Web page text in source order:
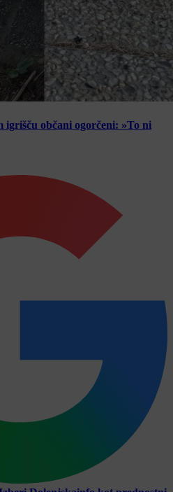
občani ogorčeni: »To ni